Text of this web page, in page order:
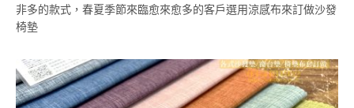
非多的款式，春夏季節來臨愈來愈多的客戶選用涼感布來訂做沙發
椅墊